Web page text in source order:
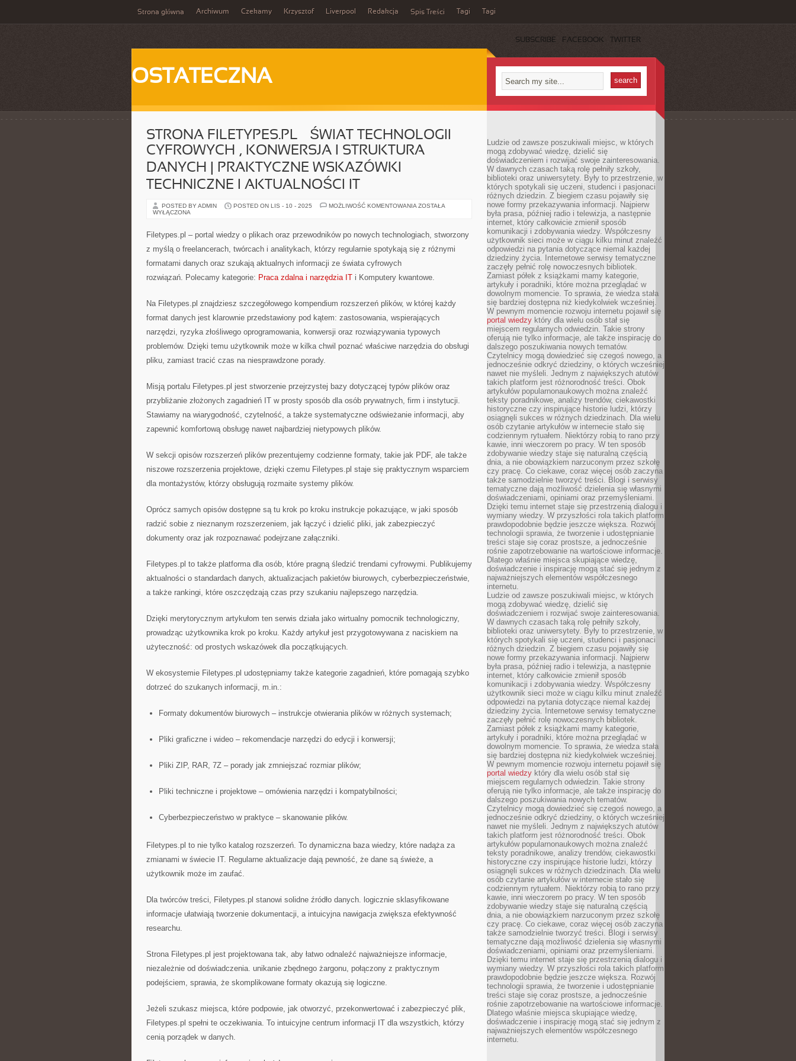
Strona główna Archiwum Czekamy Krzysztof Liverpool Redakcja Spis Treści Tagi Tagi
SUBSCRIBE FACEBOOK TWITTER
OSTATECZNA
STRONA FILETYPES.PL – ŚWIAT TECHNOLOGII
CYFROWYCH , KONWERSJA I STRUKTURA
DANYCH | PRAKTYCZNE WSKAZÓWKI
TECHNICZNE I AKTUALNOŚCI IT
POSTED BY ADMIN POSTED ON LIS - 10 - 2025 MOŻLIWOŚĆ KOMENTOWANIA STRONA
TECHNOLOGII
CYFROWYCH
KONWERSJA
|
I
AKTUALNOŚCI
IT
ZOSTAŁA
WYŁĄCZONA
Filetypes.pl – portal wiedzy o plikach oraz przewodników po nowych technologiach, stworzony
z myślą o freelancerach, twórcach i analitykach, którzy regularnie spotykają się z różnymi
formatami danych oraz szukają aktualnych informacji ze świata cyfrowych
rozwiązań. Polecamy kategorie: Praca zdalna i narzędzia IT i Komputery kwantowe.
Na Filetypes.pl znajdziesz szczegółowego kompendium rozszerzeń plików, w której każdy
format danych jest klarownie przedstawiony pod kątem: zastosowania, wspierających
narzędzi, ryzyka złośliwego oprogramowania, konwersji oraz rozwiązywania typowych
problemów. Dzięki temu użytkownik może w kilka chwil poznać właściwe narzędzia do obsługi
pliku, zamiast tracić czas na niesprawdzone porady.
Misją portalu Filetypes.pl jest stworzenie przejrzystej bazy dotyczącej typów plików oraz
przybliżanie złożonych zagadnień IT w prosty sposób dla osób prywatnych, firm i instytucji.
Stawiamy na wiarygodność, czytelność, a także systematyczne odświeżanie informacji, aby
zapewnić komfortową obsługę nawet najbardziej nietypowych plików.
W sekcji opisów rozszerzeń plików prezentujemy codzienne formaty, takie jak PDF, ale także
niszowe rozszerzenia projektowe, dzięki czemu Filetypes.pl staje się praktycznym wsparciem
dla montażystów, którzy obsługują rozmaite systemy plików.
Oprócz samych opisów dostępne są tu krok po kroku instrukcje pokazujące, w jaki sposób
radzić sobie z nieznanym rozszerzeniem, jak łączyć i dzielić pliki, jak zabezpieczyć
dokumenty oraz jak rozpoznawać podejrzane załączniki.
Filetypes.pl to także platforma dla osób, które pragną śledzić trendami cyfrowymi. Publikujemy
aktualności o standardach danych, aktualizacjach pakietów biurowych, cyberbezpieczeństwie,
a także rankingi, które oszczędzają czas przy szukaniu najlepszego narzędzia.
Dzięki merytorycznym artykułom ten serwis działa jako wirtualny pomocnik technologiczny,
prowadząc użytkownika krok po kroku. Każdy artykuł jest przygotowywana z naciskiem na
użyteczność: od prostych wskazówek dla początkujących.
W ekosystemie Filetypes.pl udostępniamy także kategorie zagadnień, które pomagają szybko
dotrzeć do szukanych informacji, m.in.:
Formaty dokumentów biurowych – instrukcje otwierania plików w różnych systemach;
Pliki graficzne i wideo – rekomendacje narzędzi do edycji i konwersji;
Pliki ZIP, RAR, 7Z – porady jak zmniejszać rozmiar plików;
Pliki techniczne i projektowe – omówienia narzędzi i kompatybilności;
Cyberbezpieczeństwo w praktyce – skanowanie plików.
Filetypes.pl to nie tylko katalog rozszerzeń. To dynamiczna baza wiedzy, które nadąża za
zmianami w świecie IT. Regularne aktualizacje dają pewność, że dane są świeże, a
użytkownik może im zaufać.
Dla twórców treści, Filetypes.pl stanowi solidne źródło danych. logicznie sklasyfikowane
informacje ułatwiają tworzenie dokumentacji, a intuicyjna nawigacja zwiększa efektywność
researchu.
Strona Filetypes.pl jest projektowana tak, aby łatwo odnaleźć najważniejsze informacje,
niezależnie od doświadczenia. unikanie zbędnego żargonu, połączony z praktycznym
podejściem, sprawia, że skomplikowane formaty okazują się logiczne.
Jeżeli szukasz miejsca, które podpowie, jak otworzyć, przekonwertować i zabezpieczyć plik,
Filetypes.pl spełni te oczekiwania. To intuicyjne centrum informacji IT dla wszystkich, którzy
cenią porządek w danych.
Ludzie od zawsze poszukiwali miejsc, w których
mogą zdobywać wiedzę, dzielić się
doświadczeniem i rozwijać swoje zainteresowania.
W dawnych czasach taką rolę pełniły szkoły,
biblioteki oraz uniwersytety. Były to przestrzenie, w
których spotykali się uczeni, studenci i pasjonaci
różnych dziedzin. Z biegiem czasu pojawiły się
nowe formy przekazywania informacji. Najpierw
była prasa, później radio i telewizja, a następnie
internet, który całkowicie zmienił sposób
komunikacji i zdobywania wiedzy. Współczesny
użytkownik sieci może w ciągu kilku minut znaleźć
odpowiedzi na pytania dotyczące niemal każdej
dziedziny życia. Internetowe serwisy tematyczne
zaczęły pełnić rolę nowoczesnych bibliotek.
Zamiast półek z książkami mamy kategorie,
artykuły i poradniki, które można przeglądać w
dowolnym momencie. To sprawia, że wiedza stała
się bardziej dostępna niż kiedykolwiek wcześniej.
W pewnym momencie rozwoju internetu pojawił się
portal wiedzy który dla wielu osób stał się
miejscem regularnych odwiedzin. Takie strony
oferują nie tylko informacje, ale także inspirację do
dalszego poszukiwania nowych tematów.
Czytelnicy mogą dowiedzieć się czegoś nowego, a
jednocześnie odkryć dziedziny, o których wcześniej
nawet nie myśleli. Jednym z największych atutów
takich platform jest różnorodność treści. Obok
artykułów popularnonaukowych można znaleźć
teksty poradnikowe, analizy trendów, ciekawostki
historyczne czy inspirujące historie ludzi, którzy
osiągnęli sukces w różnych dziedzinach. Dla wielu
osób czytanie artykułów w internecie stało się
codziennym rytuałem. Niektórzy robią to rano przy
kawie, inni wieczorem po pracy. W ten sposób
zdobywanie wiedzy staje się naturalną częścią
dnia, a nie obowiązkiem narzuconym przez szkołę
czy pracę. Co ciekawe, coraz więcej osób zaczyna
także samodzielnie tworzyć treści. Blogi i serwisy
tematyczne dają możliwość dzielenia się własnymi
doświadczeniami, opiniami oraz przemyśleniami.
Dzięki temu internet staje się przestrzenią dialogu i
wymiany wiedzy. W przyszłości rola takich platform
prawdopodobnie będzie jeszcze większa. Rozwój
technologii sprawia, że tworzenie i udostępnianie
treści staje się coraz prostsze, a jednocześnie
rośnie zapotrzebowanie na wartościowe informacje.
Dlatego właśnie miejsca skupiające wiedzę,
doświadczenie i inspirację mogą stać się jednym z
najważniejszych elementów współczesnego
internetu.
Ludzie od zawsze poszukiwali miejsc, w których
mogą zdobywać wiedzę, dzielić się
doświadczeniem i rozwijać swoje zainteresowania.
W dawnych czasach taką rolę pełniły szkoły,
biblioteki oraz uniwersytety. Były to przestrzenie, w
których spotykali się uczeni, studenci i pasjonaci
różnych dziedzin. Z biegiem czasu pojawiły się
nowe formy przekazywania informacji. Najpierw
była prasa, później radio i telewizja, a następnie
internet, który całkowicie zmienił sposób
komunikacji i zdobywania wiedzy. Współczesny
użytkownik sieci może w ciągu kilku minut znaleźć
odpowiedzi na pytania dotyczące niemal każdej
dziedziny życia. Internetowe serwisy tematyczne
zaczęły pełnić rolę nowoczesnych bibliotek.
Zamiast półek z książkami mamy kategorie,
artykuły i poradniki, które można przeglądać w
dowolnym momencie. To sprawia, że wiedza stała
się bardziej dostępna niż kiedykolwiek wcześniej.
W pewnym momencie rozwoju internetu pojawił się
portal wiedzy który dla wielu osób stał się
miejscem regularnych odwiedzin. Takie strony
oferują nie tylko informacje, ale także inspirację do
dalszego poszukiwania nowych tematów.
Czytelnicy mogą dowiedzieć się czegoś nowego, a
jednocześnie odkryć dziedziny, o których wcześniej
nawet nie myśleli. Jednym z największych atutów
takich platform jest różnorodność treści. Obok
artykułów popularnonaukowych można znaleźć
teksty poradnikowe, analizy trendów, ciekawostki
historyczne czy inspirujące historie ludzi, którzy
osiągnęli sukces w różnych dziedzinach. Dla wielu
osób czytanie artykułów w internecie stało się
codziennym rytuałem. Niektórzy robią to rano przy
kawie, inni wieczorem po pracy. W ten sposób
zdobywanie wiedzy staje się naturalną częścią
dnia, a nie obowiązkiem narzuconym przez szkołę
czy pracę. Co ciekawe, coraz więcej osób zaczyna
także samodzielnie tworzyć treści. Blogi i serwisy
tematyczne dają możliwość dzielenia się własnymi
doświadczeniami, opiniami oraz przemyśleniami.
Dzięki temu internet staje się przestrzenią dialogu i
wymiany wiedzy. W przyszłości rola takich platform
prawdopodobnie będzie jeszcze większa. Rozwój
technologii sprawia, że tworzenie i udostępnianie
treści staje się coraz prostsze, a jednocześnie
rośnie zapotrzebowanie na wartościowe informacje.
Dlatego właśnie miejsca skupiające wiedzę,
doświadczenie i inspirację mogą stać się jednym z
najważniejszych elementów współczesnego
internetu.